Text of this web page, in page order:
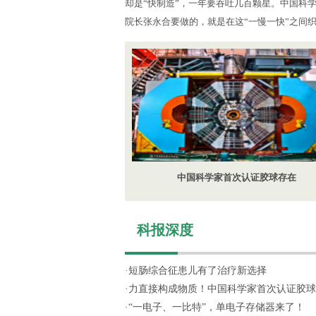
却是“快制造”，一年要吞吐几百颗星。中国科
院长张永合要做的，就是在这“一慢一快”之间
中国科学家首次认证胶球存在
科报深度
· 短肠综合征患儿有了治疗新选择
· 力直接构成物质！中国科学家首次认证胶
·“一电子、一比特”，单电子存储器来了！